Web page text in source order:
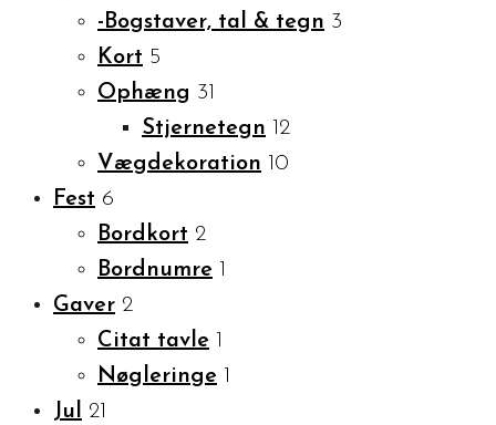
-Bogstaver, tal & tegn 3
Kort 5
Ophæng 31
Stjernetegn 12
Vægdekoration 10
Fest 6
Bordkort 2
Bordnumre 1
Gaver 2
Citat tavle 1
Nøgleringe 1
Jul 21